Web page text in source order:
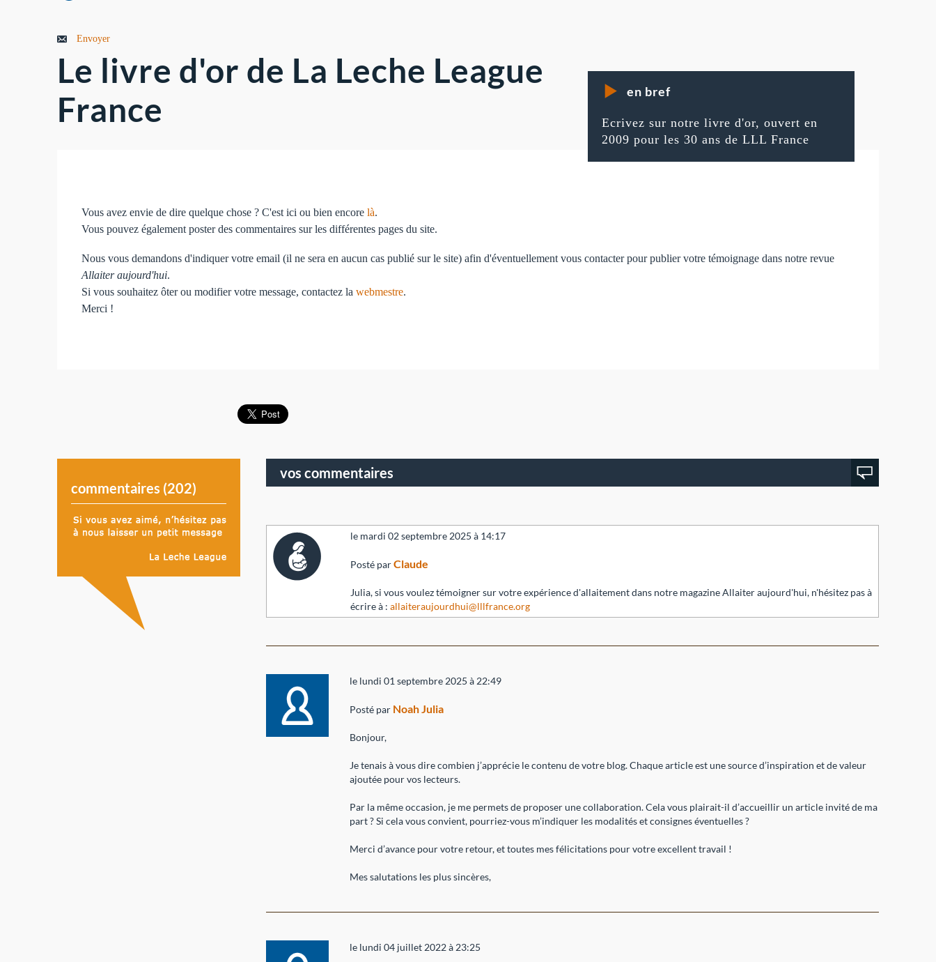
en bref
Ecrivez sur notre livre d'or, ouvert en
2009 pour les 30 ans de LLL France
Envoyer
Le livre d'or de La Leche League
France
Vous avez envie de dire quelque chose ? C'est ici ou bien encorelà.
Vous pouvez également poster des commentaires sur les différentes pages du site.
Nous vous demandons d'indiquer votre email (il ne sera en aucun cas publié sur le site) afin d'éventuellement vous contacter pour publier votre témoignage dans notre revue
Allaiter aujourd'hui.
Si vous souhaitez ôter ou modifier votre message, contactez lawebmestre.
Merci !
commentaires (202)
vos commentaires
le mardi 02 septembre 2025 à 14:17
Posté parClaude
Julia, si vous voulez témoigner sur votre expérience d'allaitement dans notre magazine Allaiter aujourd'hui, n'hésitez pas à
écrire à : allaiteraujourdhui@lllfrance.org
le lundi 01 septembre 2025 à 22:49
Posté par Noah Julia
Bonjour,
Je tenais à vous dire combien j’apprécie le contenu de votre blog. Chaque article est une source d’inspiration et de valeur
ajoutée pour vos lecteurs.
Par la même occasion, je me permets de proposer une collaboration. Cela vous plairait-il d’accueillir un article invité de ma
part ? Si cela vous convient, pourriez-vous m’indiquer les modalités et consignes éventuelles ?
Merci d’avance pour votre retour, et toutes mes félicitations pour votre excellent travail !
Mes salutations les plus sincères,
le lundi 04 juillet 2022 à 23:25